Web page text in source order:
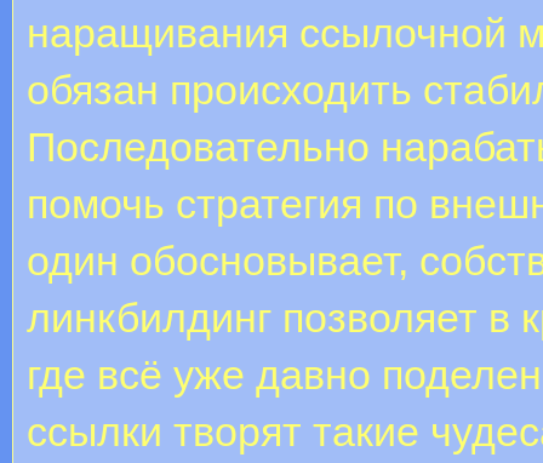
наращивания ссылочной
обязан происходить
Последовательно
помочь стратегия по
один обосновывает,
линкбилдинг позволяет в
где всё уже давно
ссылки творят такие